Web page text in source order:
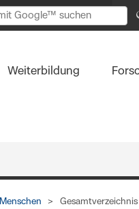
Weiterbildung
Menschen Gesamtverzeichnis